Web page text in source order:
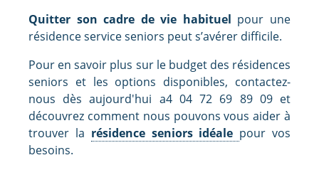
Quitter son cadre de vie habituel pour une
résidence service seniors peut s’avérer difficile.
Pour en savoir plus sur le budget des résidences
seniors et les options disponibles, contactez-
nous dès aujourd'hui a4 04 72 69 89 09 et
découvrez comment nous pouvons vous aider à
trouver la résidence seniors idéale pour vos
besoins.